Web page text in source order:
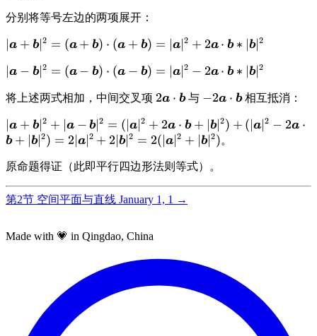
分别将等号左边的两项展开：
\displaystyle |\boldsymbol{a}+\boldsymbol{b}|^2 =
= |\boldsymbol{a}|^2 +
|\boldsymbol{b}|^2
a + b∣ 2 = (a + b) ⋅ (a + b) = a∣ 2 + 2a ⋅ b ∗ ∣b∣2
\displaystyle |\boldsymbol{a}-
\boldsymbol{b})\cdot(\boldsymbol{a}-
\boldsymbol{b}) = |\boldsymbol{a}|^2
-
2\boldsymbol{a}\cdot\boldsymbol{b}*
|\boldsymbol{b}|^2
a − b∣ 2 = (a − b) ⋅ (a − b) = a∣ 2 − 2a ⋅ b ∗ ∣b∣2
将上述两式相加，中间交叉项 \displaystyle
2a ⋅ b与 \displaystyle
−2a ⋅ b相互抵消：
\displaystyle
|\boldsymbol{a}+\boldsymbol{b}|^2 +
(|\boldsymbol{a}|^2 +
2\boldsymbol{a}\cdot\boldsymbol{b} +
|\boldsymbol{b}|^2) + (|
2\boldsymbol{a}\cdot\boldsymbol{b} +
|\boldsymbol{b}|^2) =
2|\boldsymbol{a}|^2 +
2|\boldsymbol{b}|^2 =
2(|\boldsymbol{a}|^2+|\boldsymbol{b}|^2)
a + b∣ 2 + a − b∣2 = ( ∣a ∣2 + 2a ⋅ b + b∣ 2) + ( ∣a ∣2 − 2a ⋅
b + b∣ 2) = 2∣ a∣ 2 + 2∣b∣2 = 2( ∣a ∣2 + b∣ 2)。
原命题得证（此即平行四边形法则等式）。
第2节 空间平面与直线 January 1, 1 →
Made with 💗 in Qingdao, China